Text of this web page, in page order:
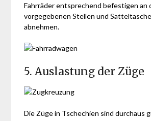
Fahrräder entsprechend befestigen an
vorgegebenen Stellen und
abnehmen.
5. Auslastung der Züge
Die Züge in Tschechien sind durchaus